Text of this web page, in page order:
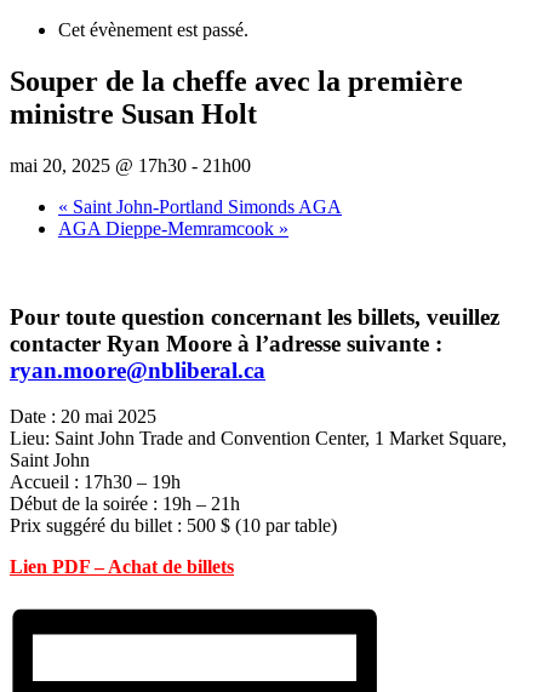
Cet évènement est passé.
Souper de la cheffe avec la première
ministre Susan Holt
mai 20, 2025 @ 17h30 - 21h00
« Saint John-Portland Simonds AGA
AGA Dieppe-Memramcook »
Pour toute question concernant les billets, veuillez
contacter Ryan Moore à l’adresse suivante :
ryan.moore@nbliberal.ca
Date : 20 mai 2025
Lieu: Saint John Trade and Convention Center, 1 Market Square,
Saint John
Accueil : 17h30 – 19h
Début de la soirée : 19h – 21h
Prix suggéré du billet : 500 $ (10 par table)
Lien PDF – Achat de billets